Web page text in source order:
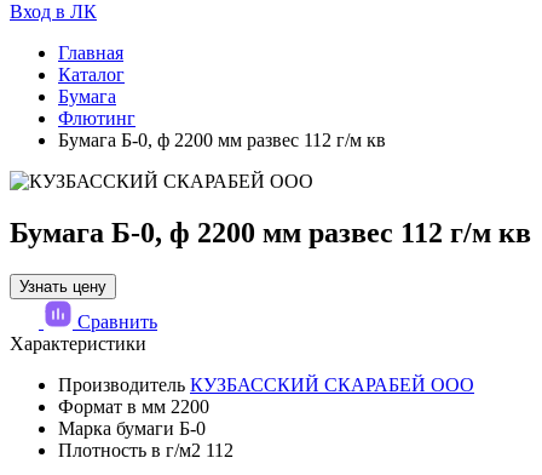
Вход в ЛК
Главная
Каталог
Бумага
Флютинг
Бумага Б-0, ф 2200 мм развес 112 г/м кв
Бумага Б-0, ф 2200 мм развес 112 г/м кв
Узнать цену
Сравнить
Характеристики
Производитель КУЗБАССКИЙ СКАРАБЕЙ ООО
Формат в мм 2200
Марка бумаги Б-0
Плотность в г/м2 112